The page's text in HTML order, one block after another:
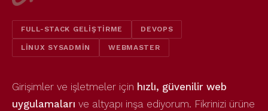
FULL-STACK GELIŞTIRME DEVOPS
LINUX SYSADMIN WEBMASTER
Girişimler ve işletmeler için hızlı, güvenilir web
uygulamaları ve altyapı inşa ediyorum. Fikrinizi ürüne